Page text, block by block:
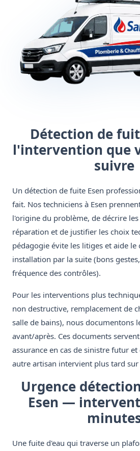
Détection de
l'intervention que
suivre
Un détection de fuite Esen
fait. Nos techniciens à Esen
l'origine du problème, de décrire
réparation et de justifier les choix
pédagogie évite les litiges et aide
installation par la suite (bons
fréquence des contrôles).
Pour les interventions plus
non destructive, remplacement de
salle de bains), nous documentons
avant/après. Ces documents
assurance en cas de sinistre futur
autre artisan intervient plus tard
Urgence
Esen —
Une fuite d'eau qui traverse un